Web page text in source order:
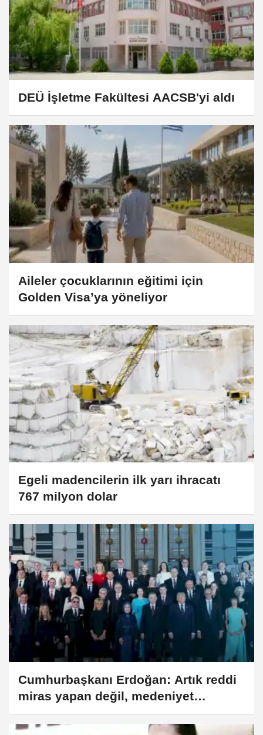
DEÜ İşletme Fakültesi AACSB'yi aldı
Aileler çocuklarının eğitimi için
Golden Visa’ya yöneliyor
Egeli madencilerin ilk yarı ihracatı
767 milyon dolar
Cumhurbaşkanı Erdoğan: Artık reddi
miras yapan değil, medeniyet
mirasını kucaklayan bir Türkiye var